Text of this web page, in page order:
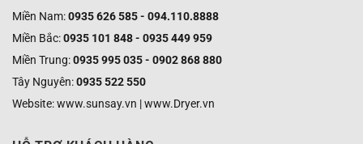
Miền Nam:0935 626 585 - 094.110.8888
Miền Bắc:0935 101 848 - 0935 449 959
Miền Trung:0935 995 035 - 0902 868 880
Tây Nguyên:0935 522 550
Website: www.sunsay.vn | www.Dryer.vn